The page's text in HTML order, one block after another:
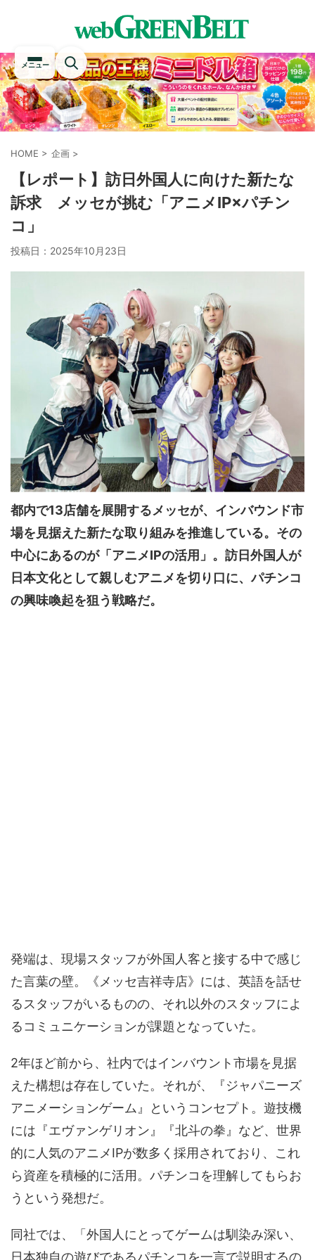
メニュー
HOME > 企画 >
【レポート】訪日外国人に向けた新たな
訴求 メッセが挑む「アニメIP×パチン
コ」
投稿日： 2025年10月23日
都内で13店舗を展開するメッセが、インバウンド市
場を見据えた新たな取り組みを推進している。その
中心にあるのが「アニメIPの活用」。訪日外国人が
日本文化として親しむアニメを切り口に、パチンコ
の興味喚起を狙う戦略だ。
発端は、現場スタッフが外国人客と接する中で感じ
た言葉の壁。《メッセ吉祥寺店》には、英語を話せ
るスタッフがいるものの、それ以外のスタッフによ
るコミュニケーションが課題となっていた。
2年ほど前から、社内ではインバウント市場を見据
えた構想は存在していた。それが、『ジャパニーズ
アニメーションゲーム』というコンセプト。遊技機
には『エヴァンゲリオン』『北斗の拳』など、世界
的に人気のアニメIPが数多く採用されており、これ
ら資産を積極的に活用。パチンコを理解してもらお
うという発想だ。
同社では、「外国人にとってゲームは馴染み深い、
日本独自の遊びであるパチンコを一言で説明するの